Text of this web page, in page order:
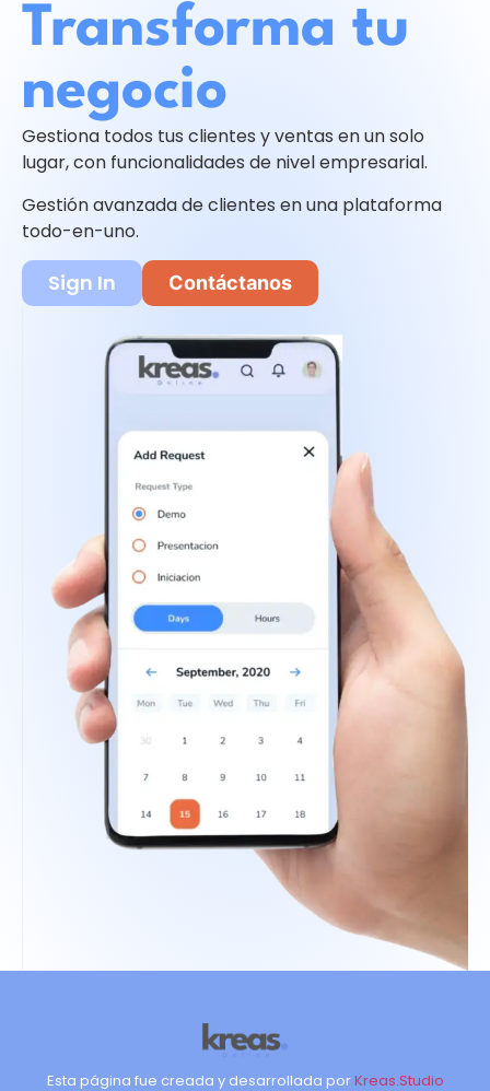
Transforma tu
negocio
Gestiona todos tus clientes y ventas en un solo
lugar, con funcionalidades de nivel empresarial.
Gestión avanzada de clientes en una plataforma
todo-en-uno.
Sign In Contáctanos
Esta página fue creada y desarrollada porKreas.Studio